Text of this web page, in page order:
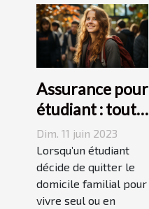
Assurance pour
étudiant : tout
ce qu’il faut
savoir avant de
choisir
Dim. 11 juin 2023
Lorsqu’un étudiant
décide de quitter le
domicile familial pour
vivre seul ou en